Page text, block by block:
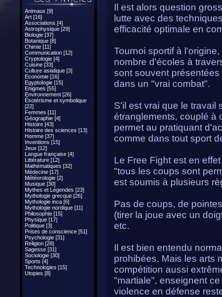
Animaux [9]
Art [16]
Associations [4]
Astrophysique [29]
Biologie [37]
Botanique [8]
Chimie [11]
Communication [12]
Cryptologie [4]
Cuisine [33]
Culture asiatique [3]
Economie [16]
Egyptologie [15]
Enigmes [55]
Environnement [26]
Ésotérisme et symbolique
[22]
Femmes [11]
Géographie [4]
Histoire [43]
Histoire des sciences [13]
Homme [37]
Inventions [15]
Jeux [12]
Langue française [4]
Littérature [12]
Mathématiques [32]
Médecine [17]
Météorologie [2]
Musique [30]
Mythes et Légendes [23]
Mythologie grecque [26]
Mythologie inca [6]
Mythologie nordique [11]
Philosophie [15]
Physique [17]
Politique [3]
Prises de conscience [51]
Psychologie [31]
Religion [28]
Sagesse [31]
Sociologie [30]
Sports [4]
Technologies [15]
Utopies [8]
Il est alors question
lutte avec des
efficacité optimale en
Tournoi sportif à
nombre d'écoles à
sont souvent
dans un "vrai combat".
S'il est vrai que le travail
étranglements, couplé à
permet au pratiquant
comme dans tout sport
Le Free Fight est en
"tous les coups sont
est soumis à plusieurs
Pas de coups, de
(tirer la joue avec un
etc.
Il est bien entendu
prohibées. Mais les arts
compétition aussi
"martiale", enseignent
violence en défense